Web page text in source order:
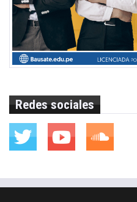
Redes sociales